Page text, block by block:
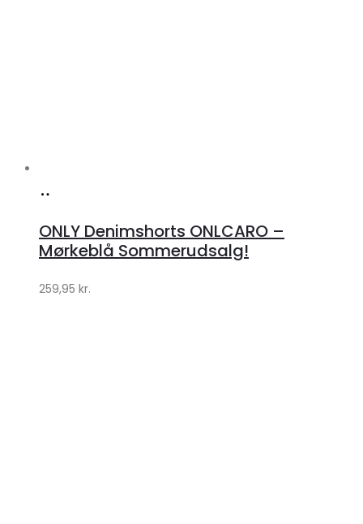
Klædeskabet.dk
ONLY Denimshorts ONLCARO –
Mørkeblå Sommerudsalg!
259,95 kr.